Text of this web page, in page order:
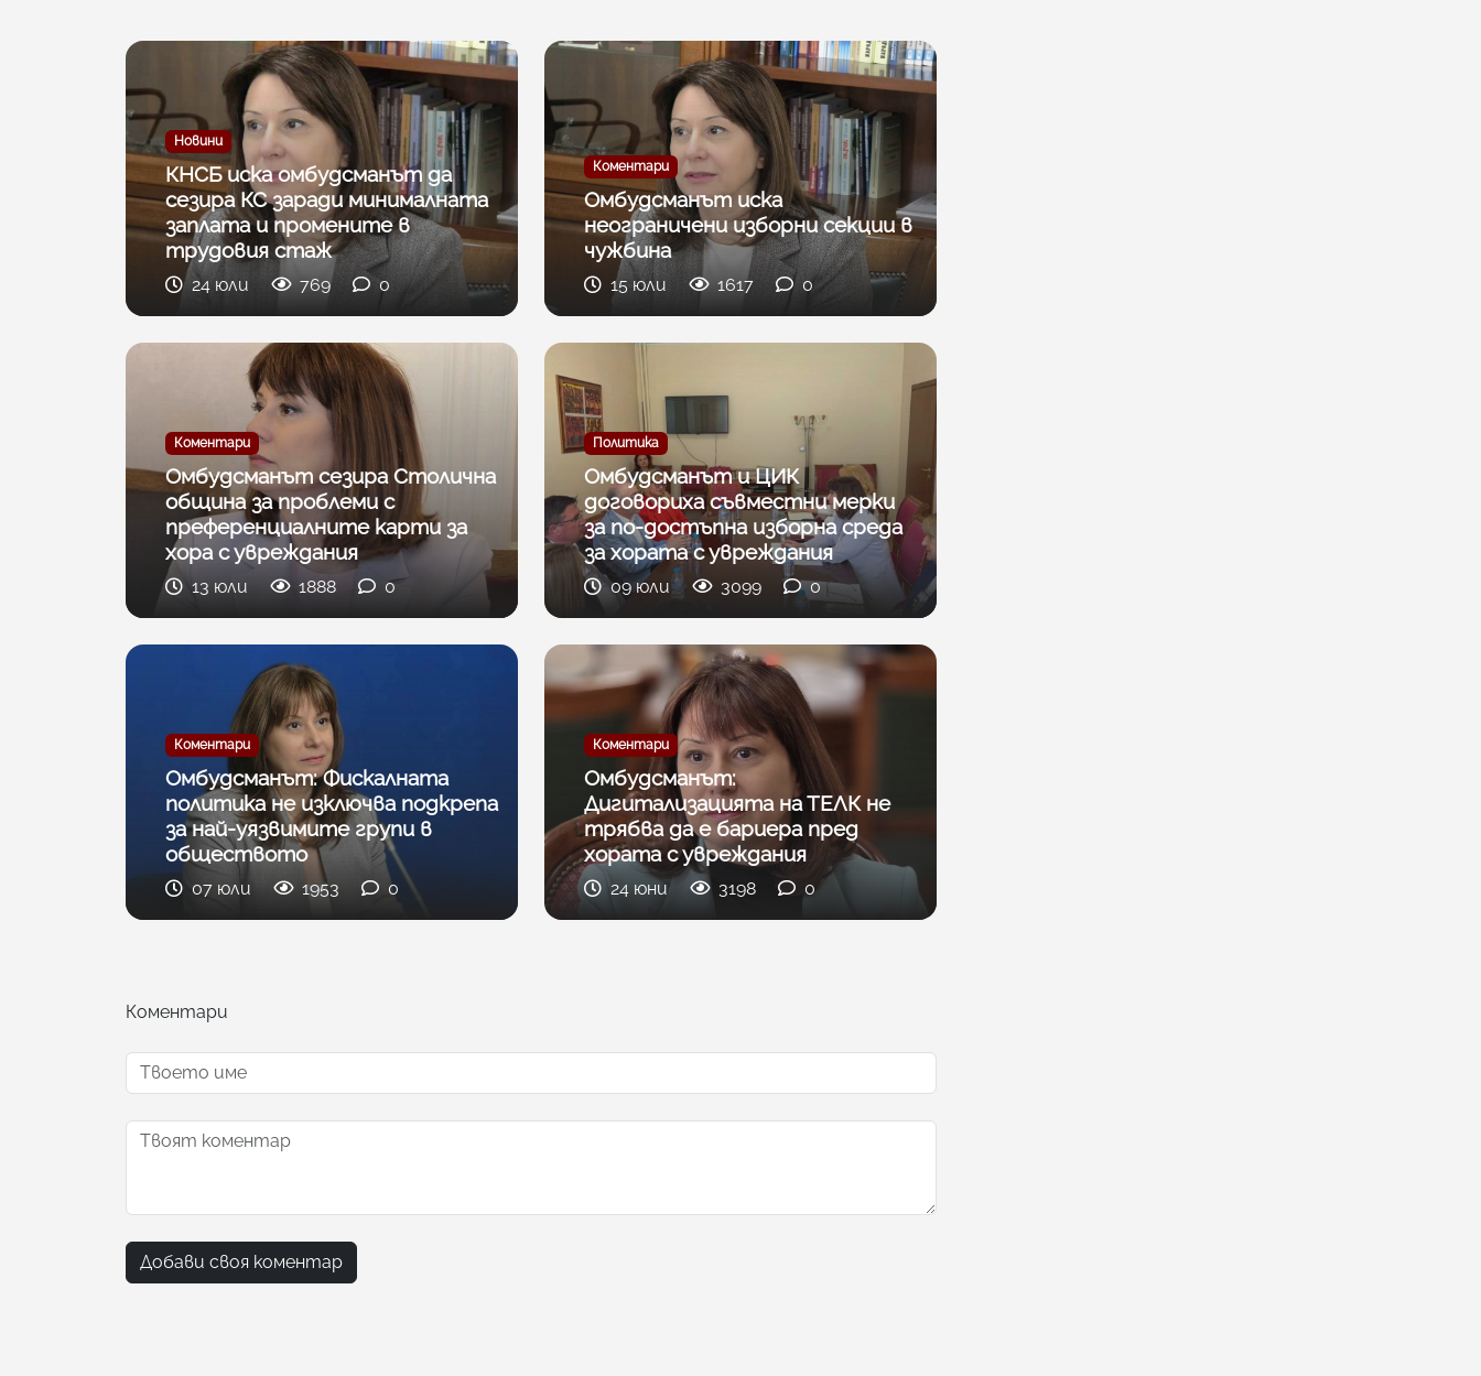
Новини
КНСБ иска омбудсманът да
сезира КС заради минималната
заплата и промените в
трудовия стаж
24 юли 769 0
Коментари
Омбудсманът иска
неограничени изборни секции в
чужбина
15 юли 1617 0
Коментари
Омбудсманът сезира Столична
община за проблеми с
преференциалните карти за
хора с увреждания
13 юли 1888 0
Политика
Омбудсманът и ЦИК
договориха съвместни мерки
за по-достъпна изборна среда
за хората с увреждания
09 юли 3099 0
Коментари
Омбудсманът: Фискалната
политика не изключва подкрепа
за най-уязвимите групи в
обществото
07 юли 1953 0
Коментари
Омбудсманът:
Дигитализацията на ТЕЛК не
трябва да e бариера пред
хората с увреждания
24 юни 3198 0
Коментари
Добави своя коментар